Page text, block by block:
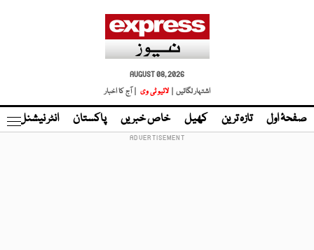
AUGUST 08, 2026
اشتہار لگائیں |
لائیو ٹی وی | آج کا اخبار
صفحۂ اول تازہ ترین کھیل خاص خبریں پاکستان انٹر نیشنل